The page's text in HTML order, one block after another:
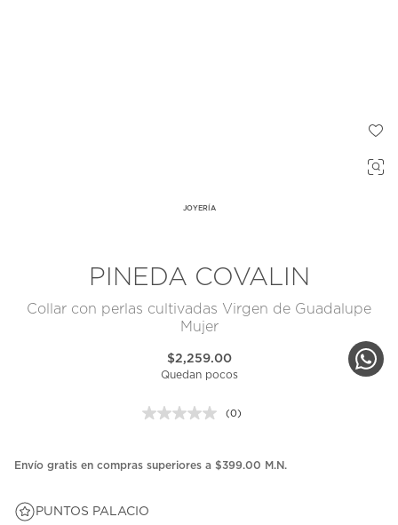
JOYERÍA
PINEDA COVALIN
Collar con perlas cultivadas Virgen de Guadalupe
Mujer
$2,259.00
Quedan pocos
Sin
en
(0)
Envío gratis en compras superiores a $399.00 M.N.
PUNTOS PALACIO